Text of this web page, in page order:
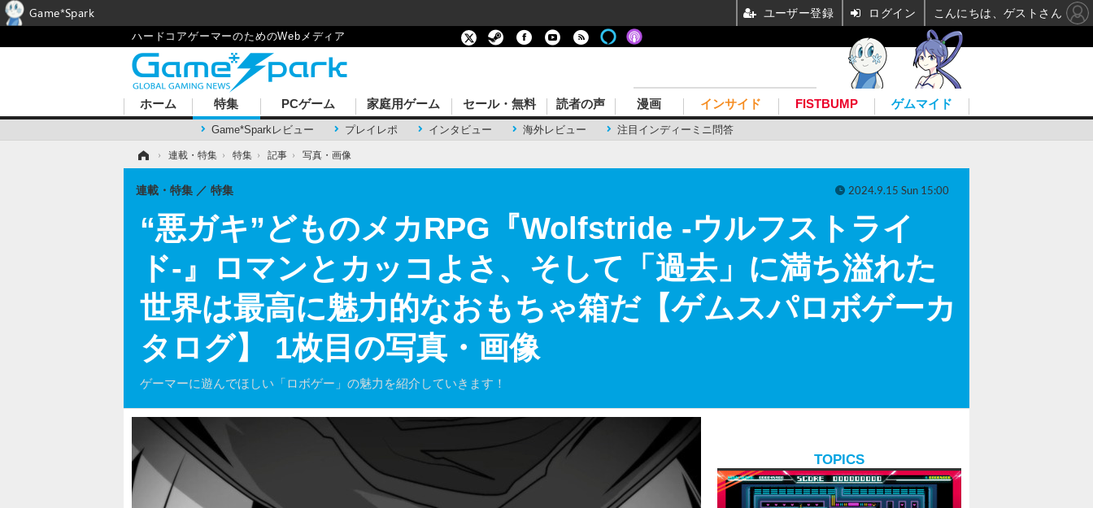
ハードコアゲーマーのためのWebメディア
ホーム 特集
Game*Sparkレビュー プレイレポ インタビュー 海外レビュー 注目インディーミニ問答
PCゲーム 家庭用ゲーム セール・無料 読者の声 漫画 インサイド FISTBUMP ゲムマイド
› 連載・特集 › 特集 › 記事 › 写真・画像
“悪ガキ”どものメカRPG『Wolfstride -ウルフストライ
ド-』ロマンとカッコよさ、そして「過去」に満ち溢れた
世界は最高に魅力的なおもちゃ箱だ【ゲムスパロボゲーカ
タログ】 1枚目の写真・画像
ゲーマーに遊んでほしい「ロボゲー」の魅力を紹介していきます！
連載・特集 特集 2024.9.15 Sun 15:00
TOPICS
Game*Spark ユーザー登録 ログイン こんにちは、ゲストさん